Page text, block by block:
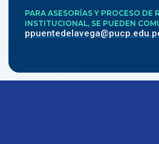
PARA ASESORÍAS Y PROCESO DE
INSTITUCIONAL, SE PUEDEN